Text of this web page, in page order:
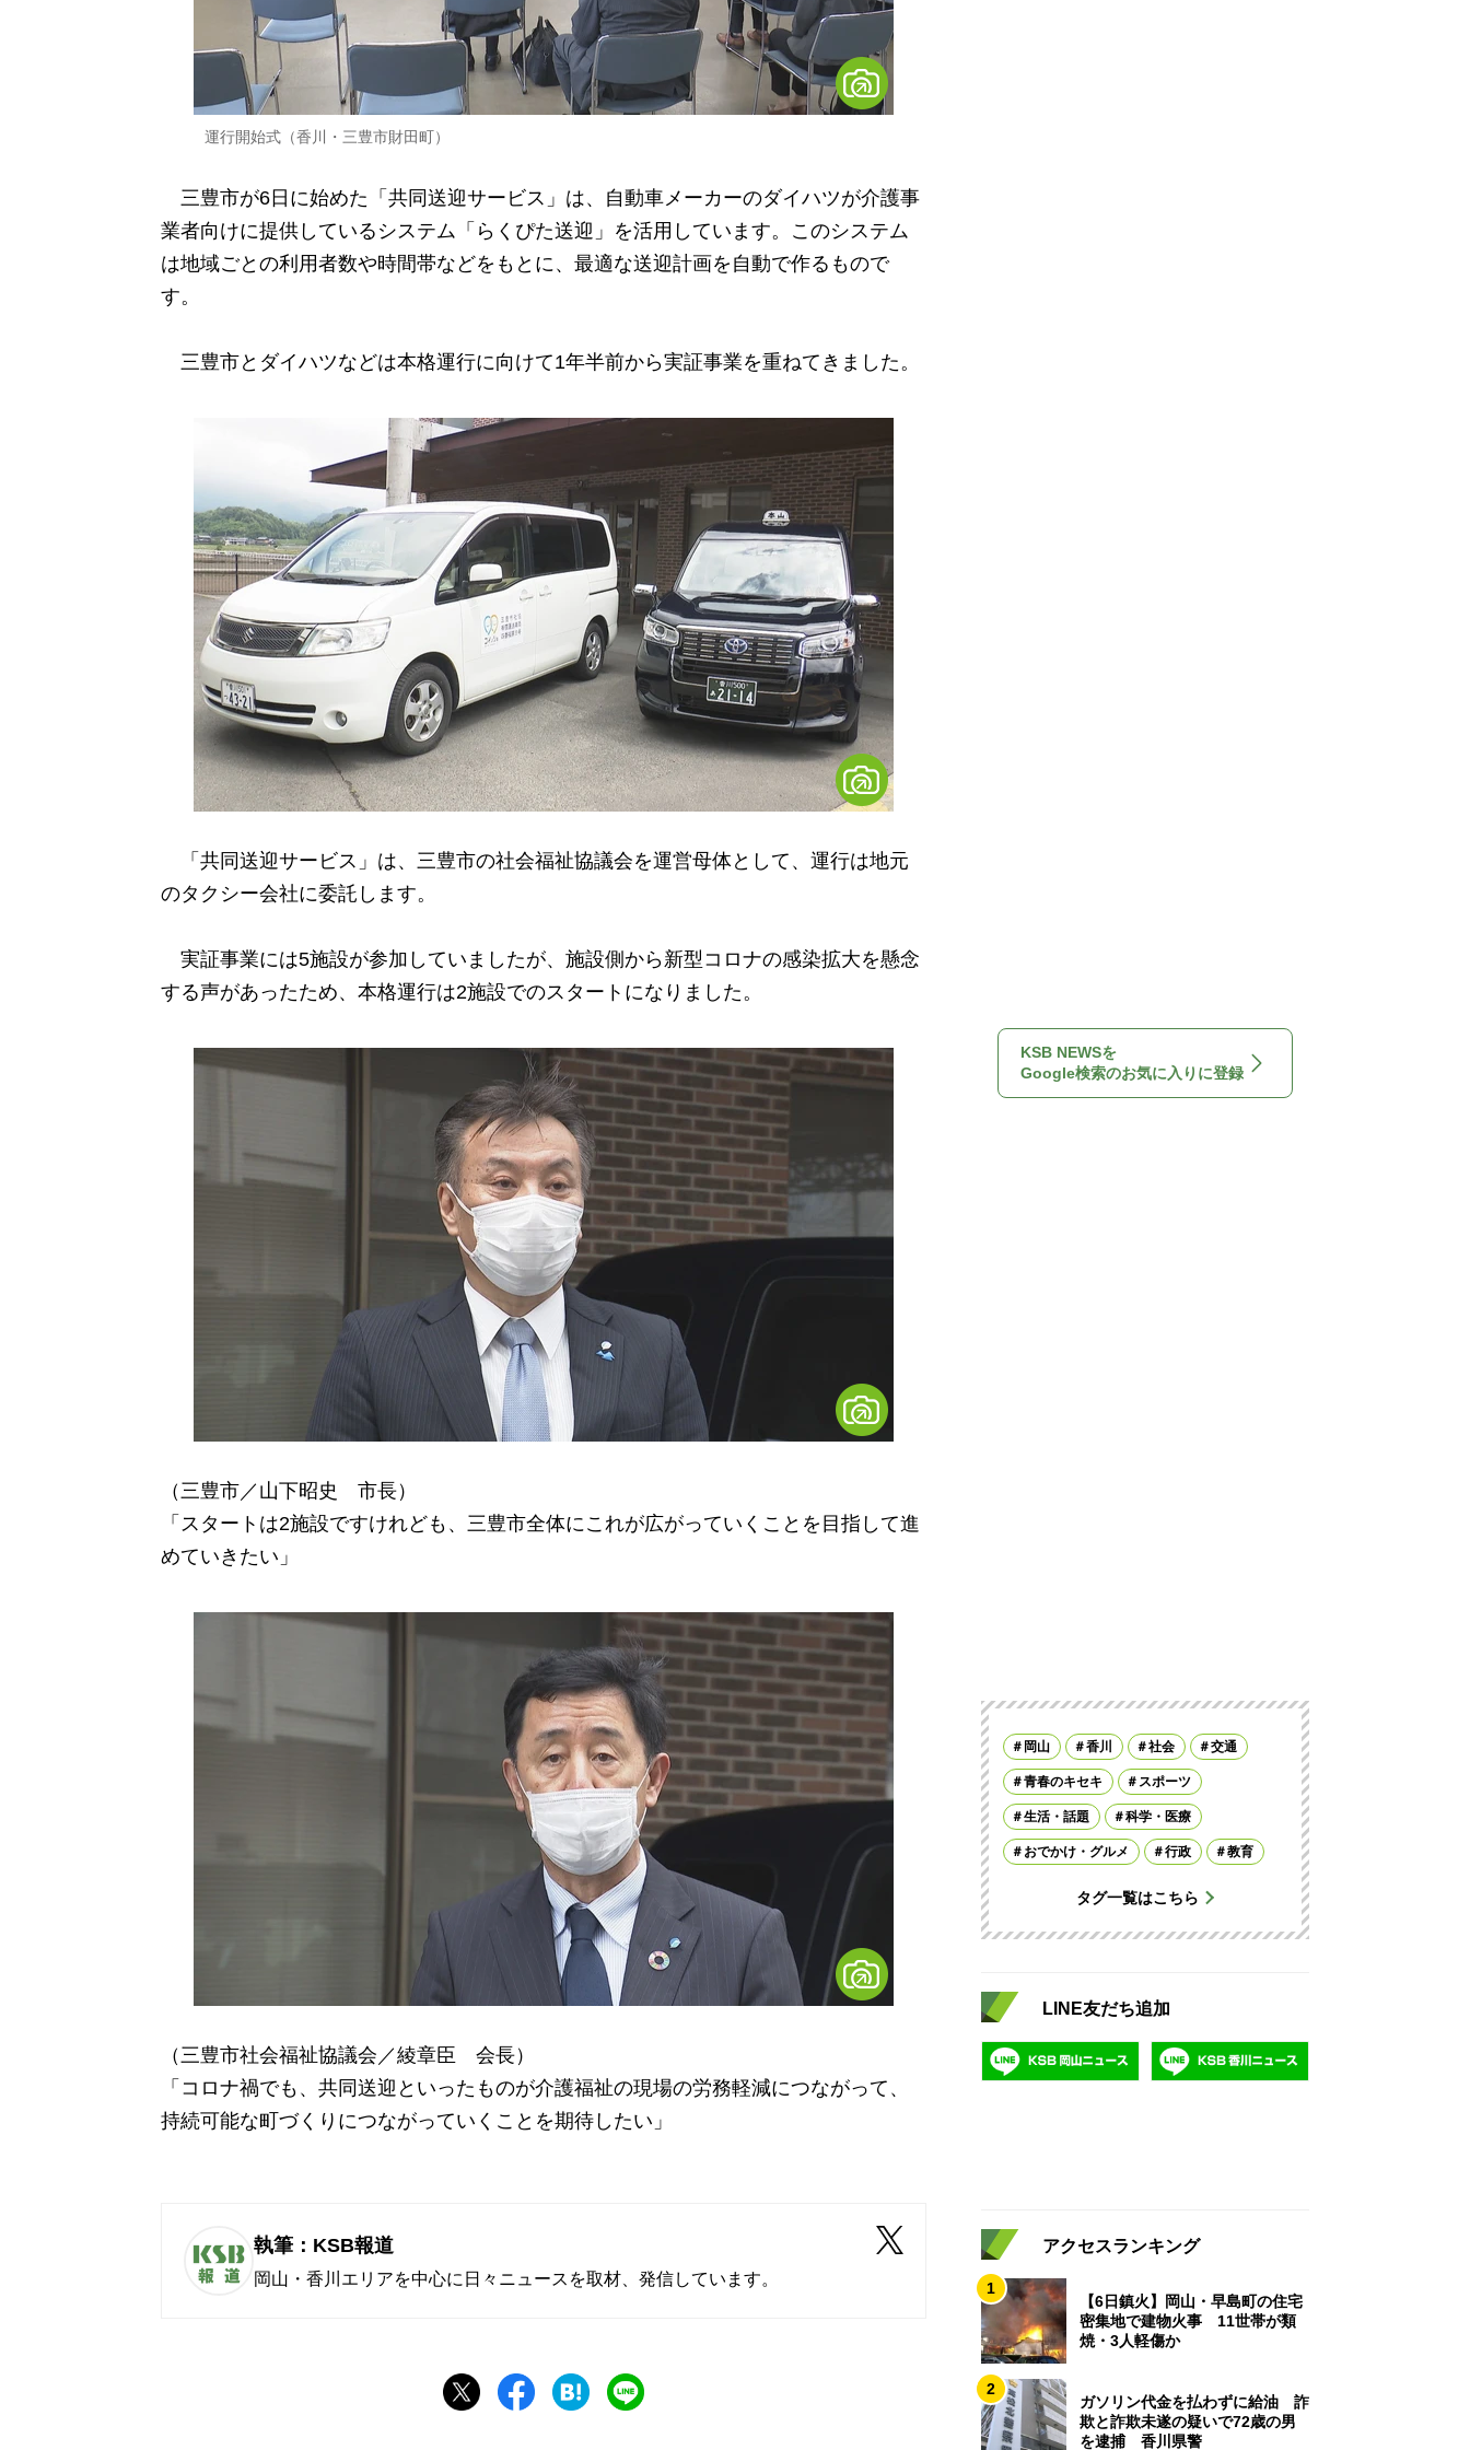
運行開始式（香川・三豊市財田町）
三豊市が6日に始めた「共同送迎サービス」は、自動車メーカーのダイハツが介護事
業者向けに提供しているシステム「らくぴた送迎」を活用しています。このシステム
は地域ごとの利用者数や時間帯などをもとに、最適な送迎計画を自動で作るもので
す。
三豊市とダイハツなどは本格運行に向けて1年半前から実証事業を重ねてきました。
「共同送迎サービス」は、三豊市の社会福祉協議会を運営母体として、運行は地元
のタクシー会社に委託します。
実証事業には5施設が参加していましたが、施設側から新型コロナの感染拡大を懸念
する声があったため、本格運行は2施設でのスタートになりました。
（三豊市／山下昭史 市長）
「スタートは2施設ですけれども、三豊市全体にこれが広がっていくことを目指して進
めていきたい」
（三豊市社会福祉協議会／綾章臣 会長）
「コロナ禍でも、共同送迎といったものが介護福祉の現場の労務軽減につながって、
持続可能な町づくりにつながっていくことを期待したい」
執筆：KSB報道
岡山・香川エリアを中心に日々ニュースを取材、発信しています。
KSB NEWSを
Google検索のお気に入りに登録
岡山 香川 社会 交通
青春のキセキ スポーツ
生活・話題 科学・医療
おでかけ・グルメ 行政 教育
タグ一覧はこちら
LINE友だち追加
アクセスランキング
1
【6日鎮火】岡山・早島町の住宅
密集地で建物火事 11世帯が類
焼・3人軽傷か
2
ガソリン代金を払わずに給油 詐
欺と詐欺未遂の疑いで72歳の男
を逮捕 香川県警